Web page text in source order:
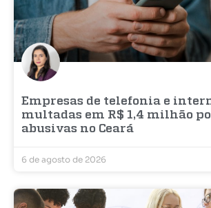
Empresas de telefonia e
multadas em R$ 1,4 milhão
abusivas no Ceará
6 de agosto de 2026